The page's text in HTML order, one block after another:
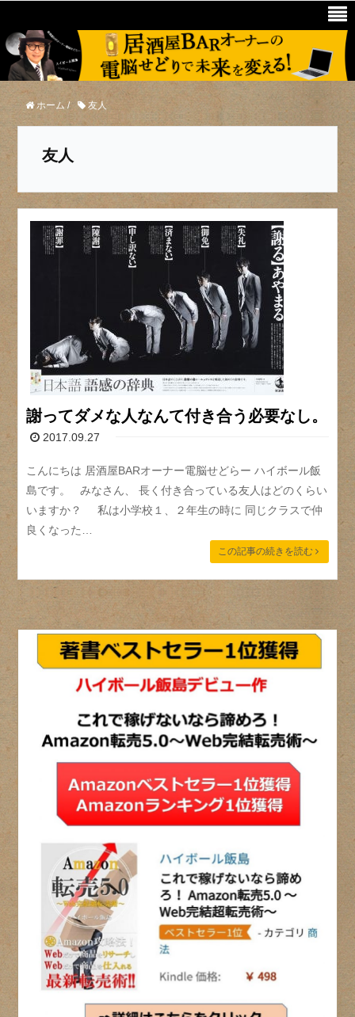
ホーム / 友人
友人
謝ってダメな人なんて付き合う必要なし。
2017.09.27
こんにちは 居酒屋BARオーナー電脳せどらー ハイボール飯
島です。 みなさん、 長く付き合っている友人はどのくらい
いますか？ 私は小学校１、２年生の時に 同じクラスで仲
良くなった…
この記事の続きを読む